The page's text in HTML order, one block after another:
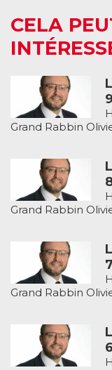
CELA
9
Grand Rabbin
Grand Rabbin
7
Grand Rabbin
6